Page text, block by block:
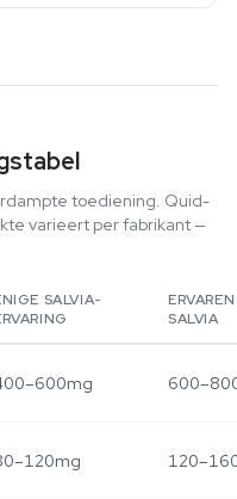
toediening. Quid-
varieert per fabrikant —
SALVIA-
SALVIA